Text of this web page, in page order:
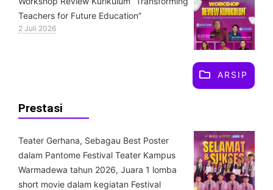
Teachers for Future Education”
2 Juli 2026
ARSIP
Prestasi
Teater Gerhana, Sebagau Best Poster
dalam Pantome Festival Teater Kampus
Warmadewa tahun 2026, Juara 1 lomba
short movie dalam kegiatan Festival